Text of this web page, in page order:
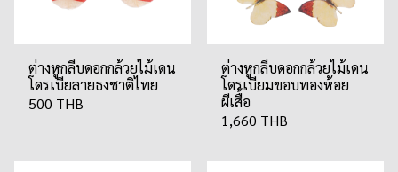
ต่างหูกลีบดอกกล้วยไม้เดน
โดรเบียลายธงชาติไทย
500 THB
ต่างหูกลีบดอกกล้วยไม้เดน
โดรเบียมขอบทองห้อย
ผีเสื้อ
1,660 THB